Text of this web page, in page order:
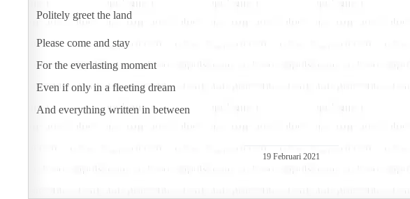
Politely greet the land
Please come and stay
For the everlasting moment
Even if only in a fleeting dream
And everything written in between
19 Februari 2021